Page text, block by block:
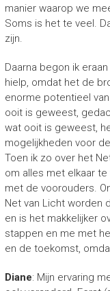
manier waarop we
Soms is het te veel.
zijn.
Daarna begon ik
hielp, omdat het de
enorme potentieel
ooit is geweest,
wat ooit is geweest,
mogelijkheden voor
Toen ik zo over het
om alles met elkaar
met de voorouders.
Net van Licht worden
en is het makkelijker
stappen en me met
en de toekomst,
Diane: Mijn ervaring